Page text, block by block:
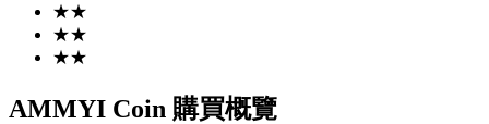
★★
★★
★★
AMMYI Coin 購買概覽